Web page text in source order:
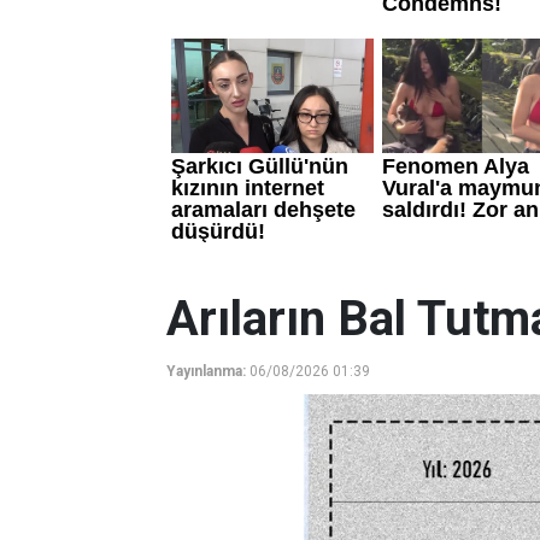
Arıların Bal
Yayınlanma: 06/08/2026 01:39